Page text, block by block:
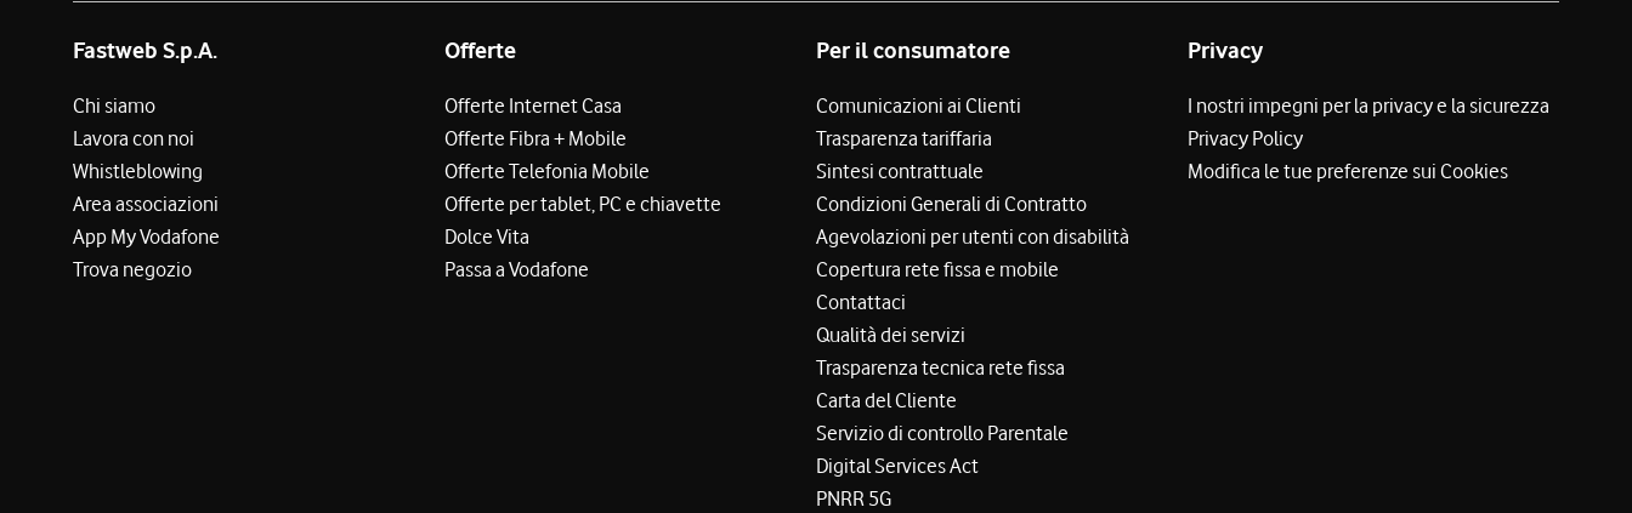
Fastweb S.p.A.
Chi siamo
Lavora con noi
Whistleblowing
Area associazioni
App My Vodafone
Trova negozio
Offerte
Offerte Internet Casa
Offerte Fibra + Mobile
Offerte Telefonia Mobile
Offerte per tablet, PC e chiavette
Dolce Vita
Passa a Vodafone
Per il consumatore
Comunicazioni ai Clienti
Trasparenza tariffaria
Sintesi contrattuale
Condizioni Generali di Contratto
Agevolazioni per utenti con disabilità
Copertura rete fissa e mobile
Contattaci
Qualità dei servizi
Trasparenza tecnica rete fissa
Carta del Cliente
Servizio di controllo Parentale
Digital Services Act
PNRR 5G
Privacy
I nostri impegni per la privacy e la sicurezza
Privacy Policy
Modifica le tue preferenze sui Cookies